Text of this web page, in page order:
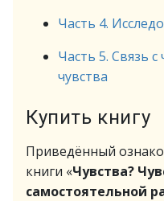
Часть 4.
Часть 5. Связь с
чувства
Купить книгу
Приведённый
книги «Чувства?
самостоятельной